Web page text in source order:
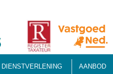
DIENSTVERLENING AANBOD